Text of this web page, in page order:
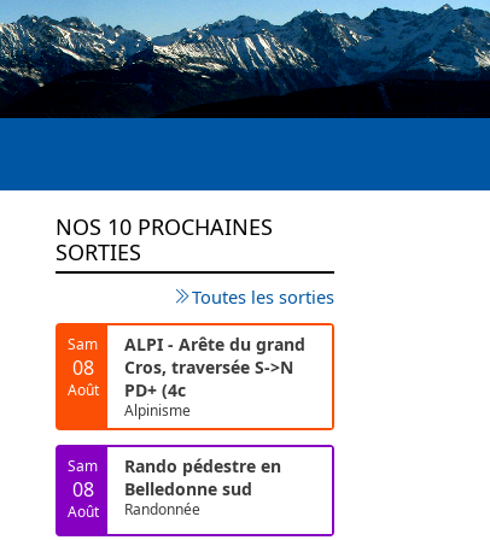
NOS 10 PROCHAINES
SORTIES
Toutes les sorties
Sam
08
Août
ALPI - Arête du grand
Cros, traversée S->N
PD+ (4c
Alpinisme
Sam
08
Août
Rando pédestre en
Belledonne sud
Randonnée